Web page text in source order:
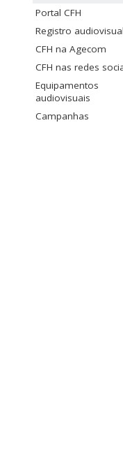
Portal CFH
Registro audiovisual
CFH na Agecom
CFH nas redes
Equipamentos
audiovisuais
Campanhas